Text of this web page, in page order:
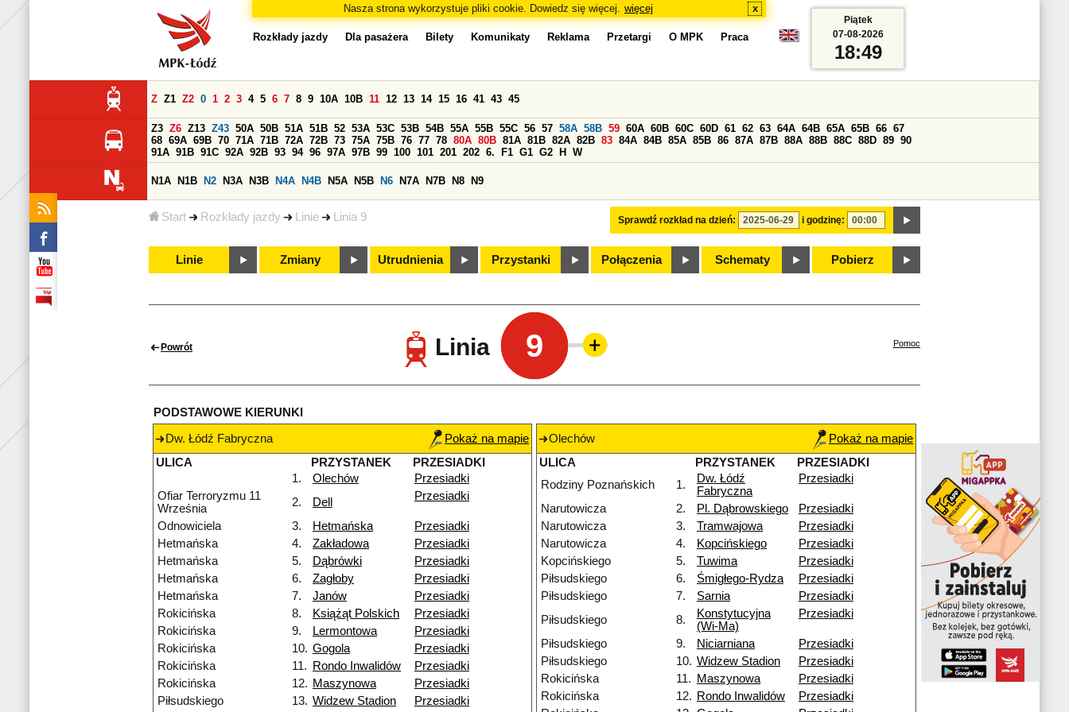
Nasza strona wykorzystuje pliki cookie. Dowiedz się więcej. więcej x
Start Rozkłady jazdy Linie Linia 9
Rozkłady jazdy Dla pasażera Bilety Komunikaty Reklama Przetargi O MPK Praca
Sprawdź rozkład na dzień: i godzinę:
Z Z1 Z2 0 1 2 3 4 5 6 7 8 9 10A 10B 11 12 13 14 15 16 41 43 45
Z3 Z6 Z13 Z43 50A 50B 51A 51B 52 53A 53C 53B 54B 55A 55B 55C 56 57 58A 58B 59 60A 60B 60C 60D 61 62 63 64A 64B 65A 65B 66 67
68 69A 69B 70 71A 71B 72A 72B 73 75A 75B 76 77 78 80A 80B 81A 81B 82A 82B 83 84A 84B 85A 85B 86 87A 87B 88A 88B 88C 88D 89 90
91A 91B 91C 92A 92B 93 94 96 97A 97B 99 100 101 201 202 6. F1 G1 G2 H W
N1A N1B N2 N3A N3B N4A N4B N5A N5B N6 N7A N7B N8 N9
Linie Zmiany Utrudnienia Przystanki Połączenia Schematy Pobierz
Piątek
07-08-2026
18:49
Powrót Linia 9 Pomoc
PODSTAWOWE KIERUNKI
Dw. Łódź Fabryczna
Pokaż na mapie
ULICA
PRZYSTANEK
PRZESIADKI
1.
Olechów
Przesiadki
Ofiar Terroryzmu 11
Września
2. Dell Przesiadki
Odnowiciela 3. Hetmańska
Przesiadki
Hetmańska
4. Zakładowa
Przesiadki
Hetmańska
5. Dąbrówki
Przesiadki
Hetmańska
6. Zagłoby
Przesiadki
Hetmańska
7. Janów
Przesiadki
Rokicińska
8. Książąt Polskich
Przesiadki
Rokicińska
9. Lermontowa
Przesiadki
Rokicińska
10. Gogola
Przesiadki
Rokicińska
11. Rondo Inwalidów
Przesiadki
Rokicińska
12. Maszynowa
Przesiadki
Piłsudskiego
13. Widzew Stadion Przesiadki
Olechów
Pokaż na mapie
ULICA
PRZYSTANEK
PRZESIADKI
Rodziny Poznańskich
1.
Dw. Łódź
Fabryczna
Przesiadki
Narutowicza 2. Pl. Dąbrowskiego
Przesiadki
Narutowicza
3. Tramwajowa
Przesiadki
Narutowicza
4. Kopcińskiego
Przesiadki
Kopcińskiego
5. Tuwima
Przesiadki
Piłsudskiego
6. Śmigłego-Rydza
Przesiadki
Piłsudskiego
7. Sarnia
Przesiadki
Piłsudskiego
8.
Konstytucyjna
(Wi-Ma)
Przesiadki
Piłsudskiego 9. Niciarniana
Przesiadki
Piłsudskiego
10. Widzew Stadion
Przesiadki
Rokicińska
11. Maszynowa
Przesiadki
Rokicińska
12. Rondo Inwalidów
Przesiadki